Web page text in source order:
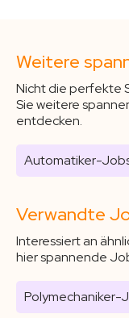
Weitere
Nicht die perfekte
Sie weitere
entdecken.
Automatiker-
Verwandte
Interessiert an
hier spannende
Polymechaniker-